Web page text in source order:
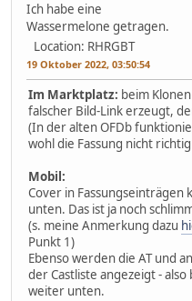
Ich habe eine
Wassermelone getragen.
Location: RHRGBT
19 Oktober 2022, 03:50:54
Im Marktplatz: beim
falscher Bild-Link erzeugt,
(In der alten OFDb
wohl die Fassung nicht
Mobil:
Cover in Fassungseinträgen
unten. Das ist ja noch
(s. meine Anmerkung dazu
Punkt 1)
Ebenso werden die AT und
der Castliste angezeigt -
weiter unten.